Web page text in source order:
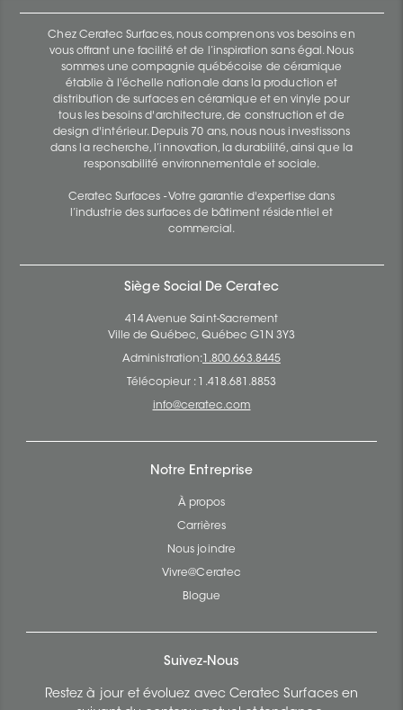
Chez Ceratec Surfaces, nous comprenons vos besoins en
vous offrant une facilité et de l’inspiration sans égal. Nous
sommes une compagnie québécoise de céramique
établie à l'échelle nationale dans la production et
distribution de surfaces en céramique et en vinyle pour
tous les besoins d'architecture, de construction et de
design d'intérieur. Depuis 70 ans, nous nous investissons
dans la recherche, l’innovation, la durabilité, ainsi que la
responsabilité environnementale et sociale.
Ceratec Surfaces - Votre garantie d'expertise dans
l’industrie des surfaces de bâtiment résidentiel et
commercial.
Siège Social De Ceratec
414 Avenue Saint-Sacrement
Ville de Québec, Québec G1N 3Y3
Administration: 1.800.663.8445
Télécopieur : 1.418.681.8853
info@ceratec.com
Notre Entreprise
À propos
Carrières
Nous joindre
Vivre@Ceratec
Blogue
Suivez-Nous
Restez à jour et évoluez avec Ceratec Surfaces en